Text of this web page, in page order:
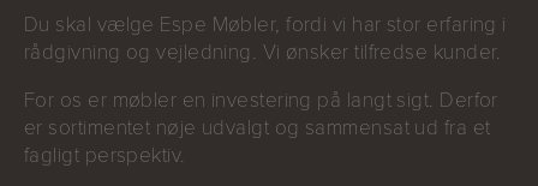
Du skal vælge Espe Møbler, fordi vi har stor erfaring i
rådgivning og vejledning. Vi ønsker tilfredse kunder.
For os er møbler en investering på langt sigt. Derfor
er sortimentet nøje udvalgt og sammensat ud fra et
fagligt perspektiv.